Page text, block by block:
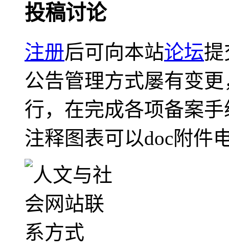
投稿讨论
注册后可向本站论坛提
公告管理方式屡有变
行，在完成各项备案
注释图表可以doc附件